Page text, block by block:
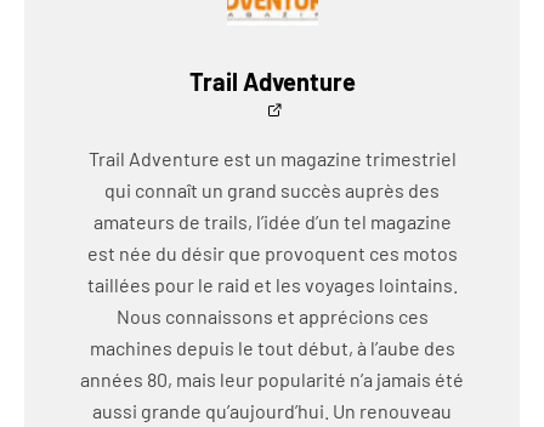
Trail Adventure
Trail Adventure est un magazine trimestriel
qui connaît un grand succès auprès des
amateurs de trails, l’idée d’un tel magazine
est née du désir que provoquent ces motos
taillées pour le raid et les voyages lointains.
Nous connaissons et apprécions ces
machines depuis le tout début, à l’aube des
années 80, mais leur popularité n’a jamais été
aussi grande qu’aujourd’hui. Un renouveau